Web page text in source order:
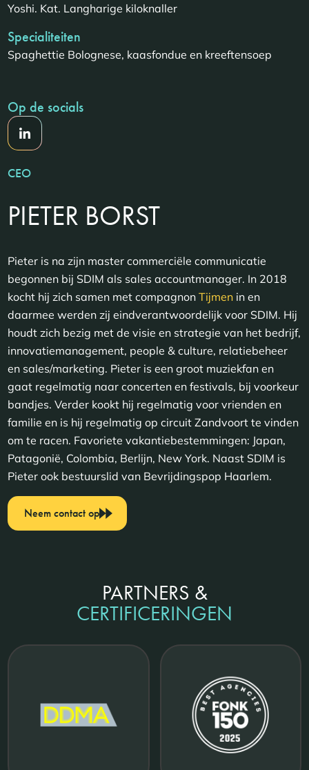
CEO
PIETER BORST
Pieter is na zijn master commerciële communicatie
begonnen bij SDIM als sales accountmanager. In 2018
kocht hij zich samen met compagnonTijmen in en
daarmee werden zij eindverantwoordelijk voor SDIM. Hij
houdt zich bezig met de visie en strategie van het bedrijf,
innovatiemanagement, people & culture, relatiebeheer
en sales/marketing. Pieter is een groot muziekfan en
gaat regelmatig naar concerten en festivals, bij voorkeur
bandjes. Verder kookt hij regelmatig voor vrienden en
familie en is hij regelmatig op circuit Zandvoort te vinden
om te racen. Favoriete vakantiebestemmingen: Japan,
Patagonië, Colombia, Berlijn, New York. Naast SDIM is
Pieter ook bestuurslid van Bevrijdingspop Haarlem.
Neem contact op
Yoshi. Kat. Langharige kiloknaller
Specialiteiten
Spaghettie Bolognese, kaasfondue en kreeftensoep
Op de socials
PARTNERS &
CERTIFICERINGEN